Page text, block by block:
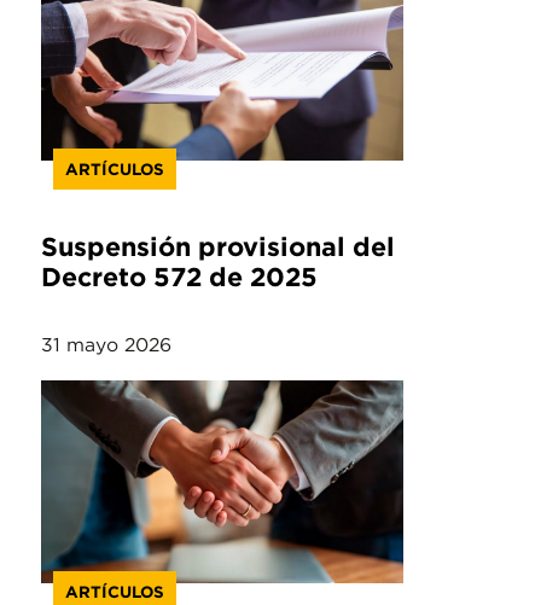
ARTÍCULOS
Suspensión provisional del
Decreto 572 de 2025
31 mayo 2026
ARTÍCULOS